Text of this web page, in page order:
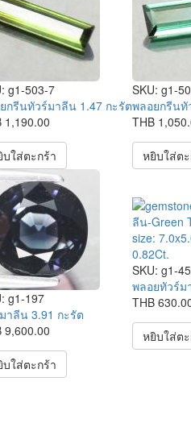
g1-503-7
กรีนทัวร์มาลีน 1.47 กะรัต
1,190.00
ใส่ตะกร้า
SKU: g1-
พลอยกรีนทั
THB
หยิบใส่ต
g1-197
าลีน 3.91 กะรัต
9,600.00
ใส่ตะกร้า
SKU: g1-
พลอยทัวร์ม
THB
หยิบใส่ต